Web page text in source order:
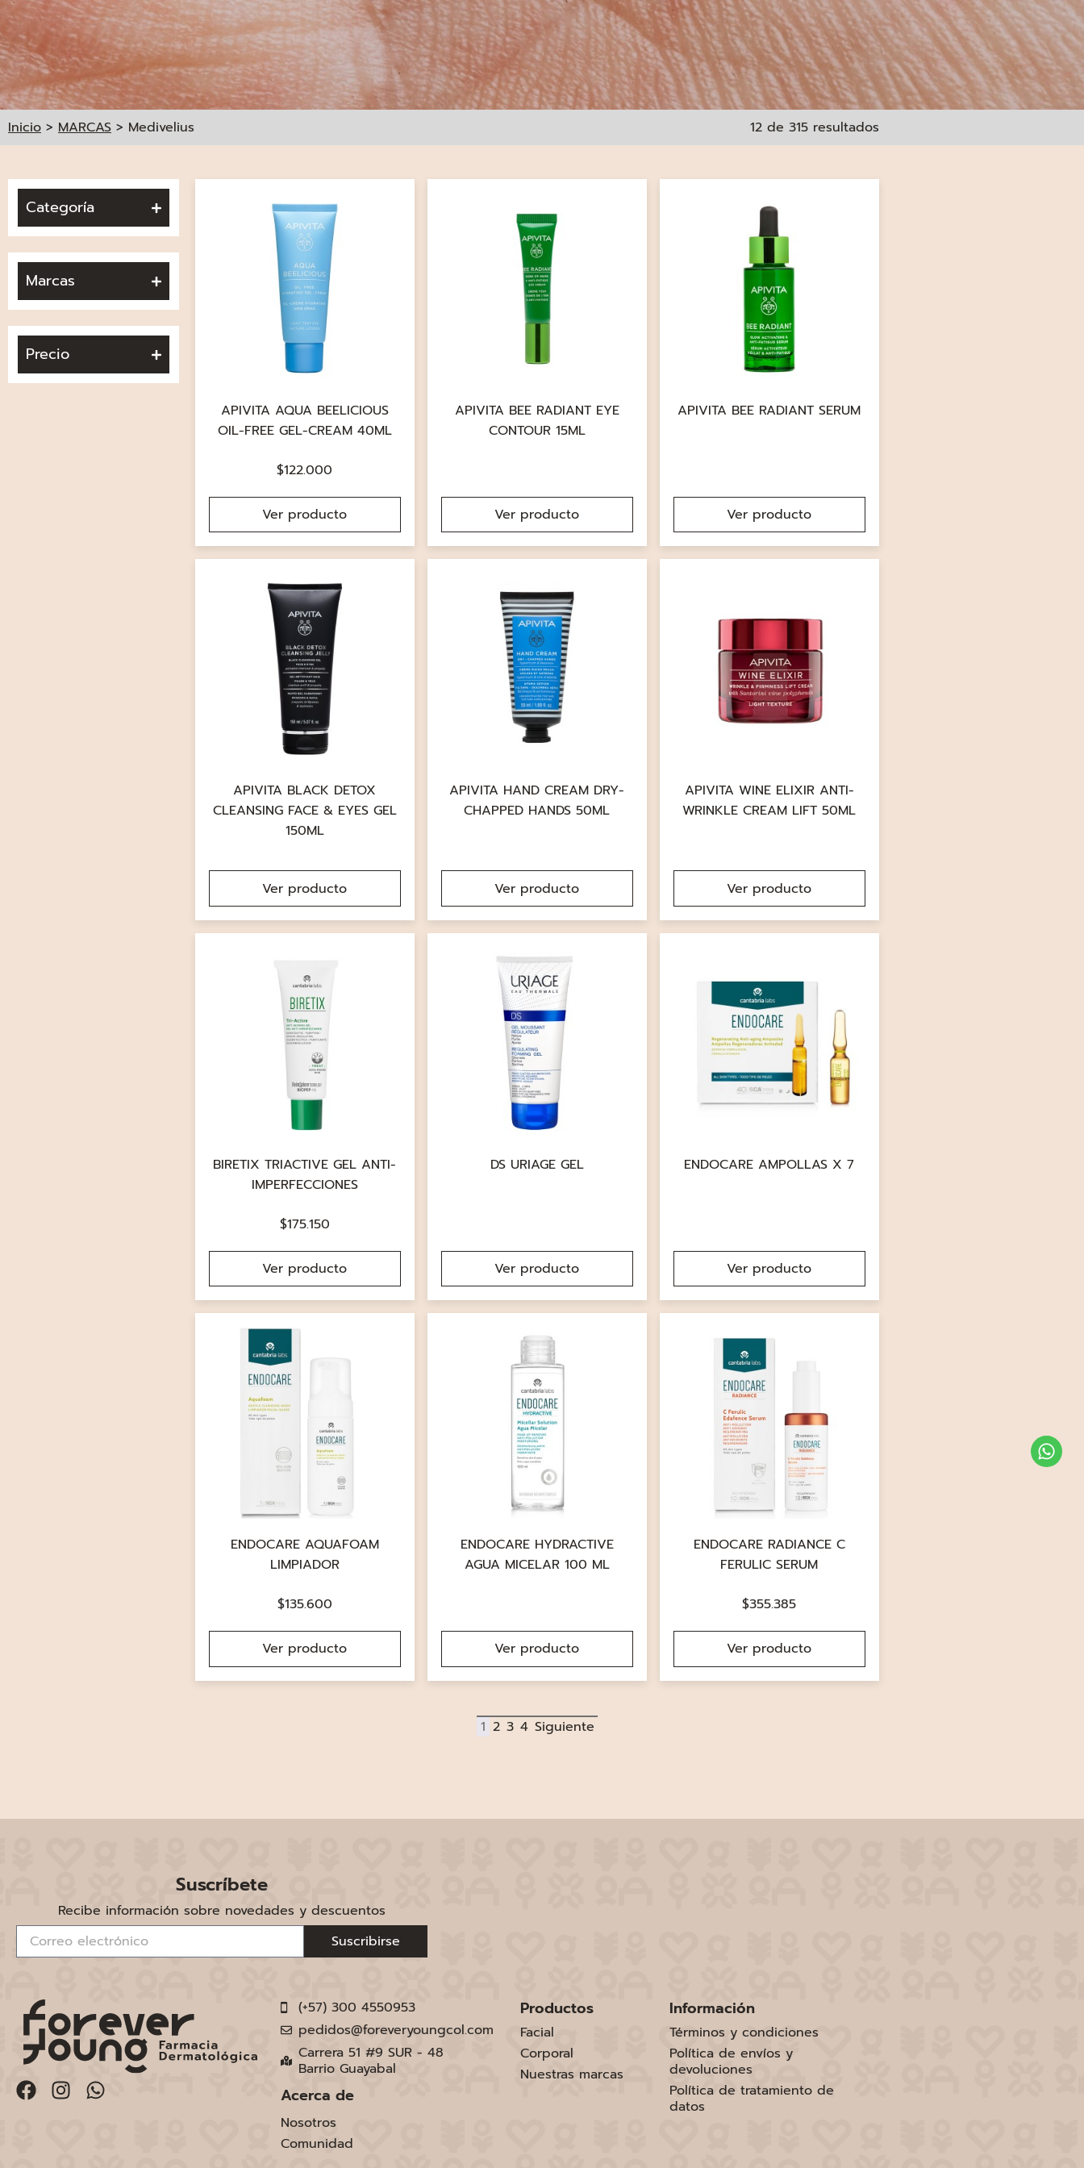
Inicio > MARCAS > Medivelius 12 de 315 resultados
Categoría
Marcas
Precio
APIVITA AQUA BEELICIOUS
OIL-FREE GEL-CREAM 40ML
$122.000
Ver producto
APIVITA BEE RADIANT EYE
CONTOUR 15ML
Ver producto
APIVITA BEE RADIANT SERUM
Ver producto
APIVITA BLACK DETOX
CLEANSING FACE & EYES GEL
150ML
Ver producto
APIVITA HAND CREAM DRY-
CHAPPED HANDS 50ML
Ver producto
APIVITA WINE ELIXIR ANTI-
WRINKLE CREAM LIFT 50ML
Ver producto
BIRETIX TRIACTIVE GEL ANTI-
IMPERFECCIONES
$175.150
Ver producto
DS URIAGE GEL
Ver producto
ENDOCARE AMPOLLAS X 7
Ver producto
ENDOCARE AQUAFOAM
LIMPIADOR
$135.600
Ver producto
ENDOCARE HYDRACTIVE
AGUA MICELAR 100 ML
Ver producto
ENDOCARE RADIANCE C
FERULIC SERUM
$355.385
Ver producto
1 2 3 4
Suscríbete
Recibe información sobre novedades y descuentos
Suscribirse
(+57) 300 4550953
pedidos@foreveryoungcol.com
Carrera 51 #9 SUR - 48
Barrio Guayabal
Acerca de
Nosotros
Comunidad
Productos
Facial
Corporal
Nuestras marcas
Información
Términos y condiciones
Política de envíos y
devoluciones
Política de tratamiento de
datos